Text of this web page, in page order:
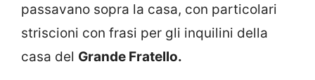
passavano sopra la casa, con particolari
striscioni con frasi per gli inquilini della
casa del Grande Fratello.